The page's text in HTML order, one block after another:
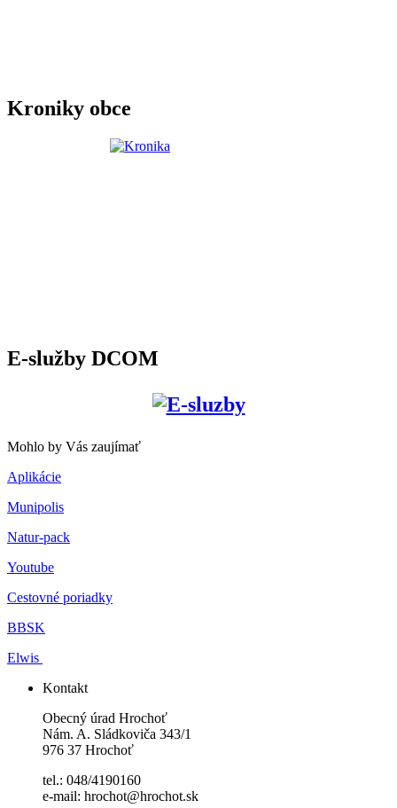
Kroniky obce
E-služby DCOM
Mohlo by Vás zaujímať
Aplikácie
Munipolis
Natur-pack
Youtube
Cestovné poriadky
BBSK
Elwis
Kontakt
Obecný úrad Hrochoť
Nám. A. Sládkoviča 343/1
976 37 Hrochoť
tel.: 048/4190160
e-mail: hrochot@hrochot.sk